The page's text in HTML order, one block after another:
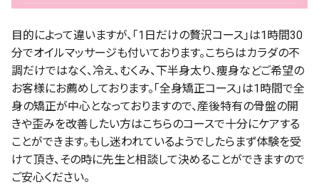
目的によって違いますが、「1日だけの贅沢コース」は1時間30
分でオイルマッサージも付いております。こちらはカラダの不
調だけではなく、冷え、むくみ、下半身太り、痩身などご希望の
お客様にお薦めしております。「全身矯正コース」は1時間で全
身の矯正が中心となっておりますので、産後特有の骨盤の開
きや歪みを改善したい方はこちらのコースで十分にケアする
ことができます。もし迷われているようでしたらまず体験を受
けて頂き、その時に先生と相談して決めることができますので
ご安心ください。